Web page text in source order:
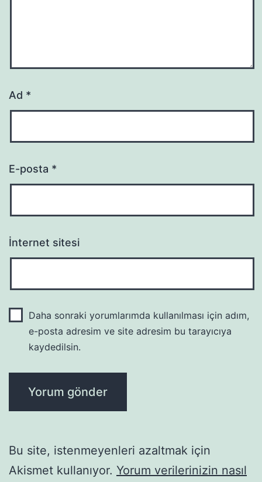
Ad *
E-posta *
İnternet sitesi
Daha sonraki yorumlarımda kullanılması için adım,
e-posta adresim ve site adresim bu tarayıcıya
kaydedilsin.
Bu site, istenmeyenleri azaltmak için
Akismet kullanıyor. Yorum verilerinizin nasıl